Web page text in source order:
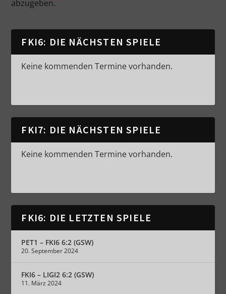
abzugeben.
FKI6: DIE NÄCHSTEN SPIELE
Keine kommenden Termine vorhanden.
FKI7: DIE NÄCHSTEN SPIELE
Keine kommenden Termine vorhanden.
FKI6: DIE LETZTEN SPIELE
PET1 – FKI6 6:2 (GSW)
20. September 2024
FKI6 – LIGI2 6:2 (GSW)
11. März 2024